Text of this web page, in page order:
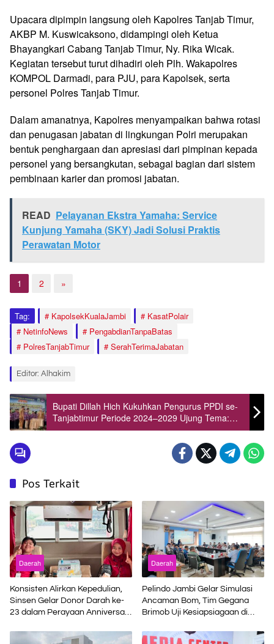
Upacara dipimpin langsung oleh Kapolres Tanjab Timur,
AKBP M. Kuswicaksono, didampingi oleh Ketua
Bhayangkari Cabang Tanjab Timur, Ny. Rika Wicak.
Kegiatan tersebut turut dihadiri oleh Plh. Wakapolres
KOMPOL Darmadi, para PJU, para Kapolsek, serta
personel Polres Tanjab Timur.
Dalam amanatnya, Kapolres menyampaikan bahwa rotasi
dan penugasan jabatan di lingkungan Polri merupakan
bentuk penghargaan dan apresiasi dari pimpinan kepada
personel yang bersangkutan, sebagai bagian dari sistem
pembinaan karier dan promosi jabatan.
READ Pelayanan Ekstra Yamaha: Service
Kunjung Yamaha (SKY) Jadi Solusi Praktis
Perawatan Motor
1 2 »
Tag: KapolsekKualaJambi
KasatPolair
NetinfoNews
PengabdianTanpaBatas
PolresTanjabTimur
SerahTerimaJabatan
Editor: Alhakim
Bupati Dillah Hich Kukuhkan Pengurus PPDI se-
Tanjabtimur Periode 2024–2029 Ujung Tema:
PPDI Cerdas, Desa Sukses
Pos Terkait
Daerah
Konsisten Alirkan Kepedulian,
Sinsen Gelar Donor Darah ke-
23 dalam Perayaan Anniversary
Daerah
Pelindo Jambi Gelar Simulasi
Ancaman Bom, Tim Gegana
Brimob Uji Kesiapsiagaan di